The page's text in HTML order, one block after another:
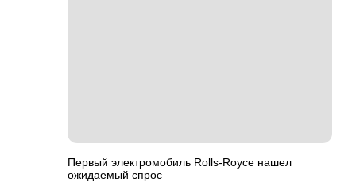
Первый электромобиль Rolls-Royce нашел
ожидаемый спрос